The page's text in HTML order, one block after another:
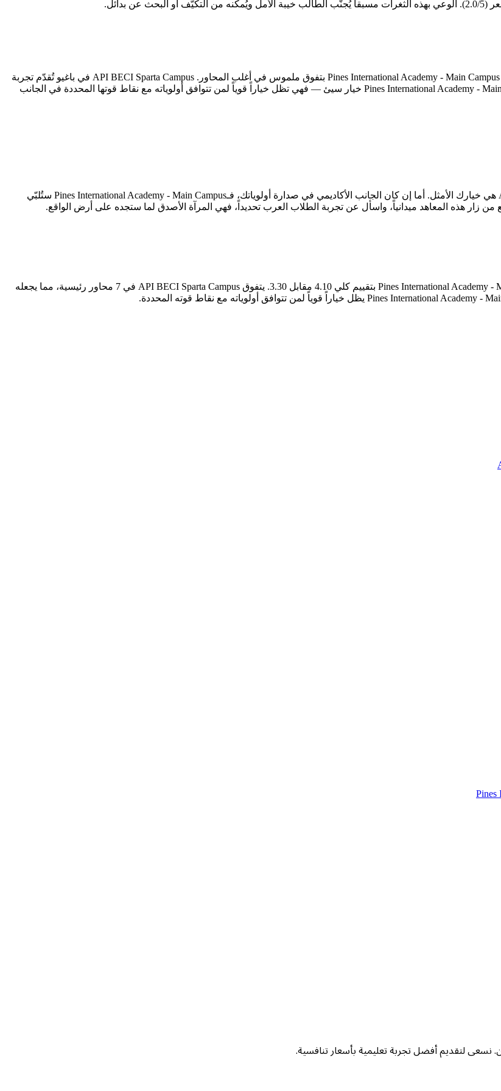
يخلص هذا التحليل إلى أن API BECI Sparta Campus (4.10/5) تتفوق على Pines International Academy - Main Campus (3.30/5) بتفوق ملموس في أغلب المحاور. API BECI Sparta Campus في باغيو تُقدّم تجربة
أكثر اتساقاً وأعلى قيمة وفق معايير DES التسعة. غير أن هذا لا يعني أن Pines International Academy - Main Campus خيار سيئ — فهي تظل خياراً قوياً لمن تتوافق أولوياته مع نقاط قوتها المحددة في الجانب
إن كنت طالباً يُولي أهمية قصوى لـالجانب الأكاديمي، فـAPI BECI Sparta Campus هي خيارك الأمثل. أما إن كان الجانب الأكاديمي في صدارة أولوياتك، فـPines International Academy - Main Campus ستُلبّي
زار هذه المعاهد ميدانياً، واسأل عن تجربة الطلاب العرب تحديداً، فهي المرآة الأصدق لما ستجده على أرض الواقع.
بناءً على تقييم DES الشامل، تتفوق API BECI Sparta Campus على Pines International Academy - Main Campus بتقييم كلي 4.10 مقابل 3.30. يتفوق API BECI Sparta Campus في 7 محاور رئيسية، مما يجعله
Pines
نسعى لتقديم أفضل تجربة تعليمية بأسعار تنافسية.